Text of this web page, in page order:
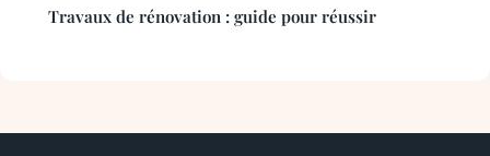
Travaux de rénovation : guide pour réussir